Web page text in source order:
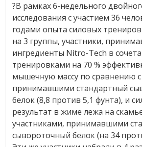
?В рамках 6-недельного
исследования с участием 36
годами опыта силовых
на 3 группы, участники,
ингредиенты Nitro-Tech в
тренировками на 70 %
мышечную массу по сравнению с
принимавшими стандартный
белок (8,8 против 5,1 фунта), и
результат в жиме лежа на
участниками, принимавшими
сывороточный белок (на 34